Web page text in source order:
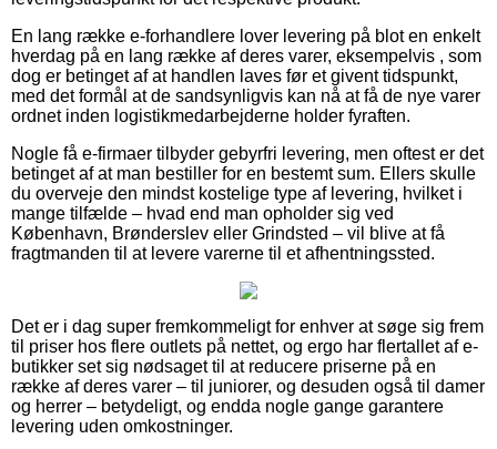
En lang række e-forhandlere lover levering på blot en enkelt
hverdag på en lang række af deres varer, eksempelvis , som
dog er betinget af at handlen laves før et givent tidspunkt,
med det formål at de sandsynligvis kan nå at få de nye varer
ordnet inden logistikmedarbejderne holder fyraften.
Nogle få e-firmaer tilbyder gebyrfri levering, men oftest er det
betinget af at man bestiller for en bestemt sum. Ellers skulle
du overveje den mindst kostelige type af levering, hvilket i
mange tilfælde – hvad end man opholder sig ved
København, Brønderslev eller Grindsted – vil blive at få
fragtmanden til at levere varerne til et afhentningssted.
Det er i dag super fremkommeligt for enhver at søge sig frem
til priser hos flere outlets på nettet, og ergo har flertallet af e-
butikker set sig nødsaget til at reducere priserne på en
række af deres varer – til juniorer, og desuden også til damer
og herrer – betydeligt, og endda nogle gange garantere
levering uden omkostninger.